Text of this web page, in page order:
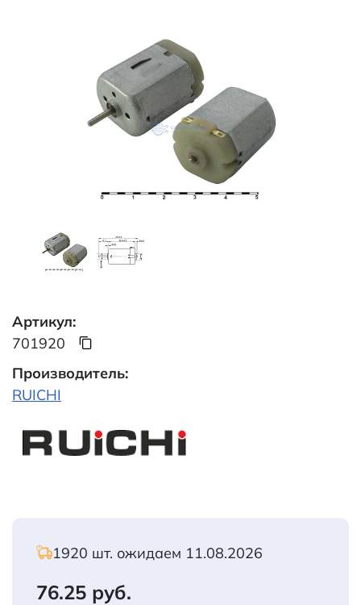
Артикул:
701920
Производитель:
RUICHI
1920 шт. ожидаем 11.08.2026
76.25 руб.